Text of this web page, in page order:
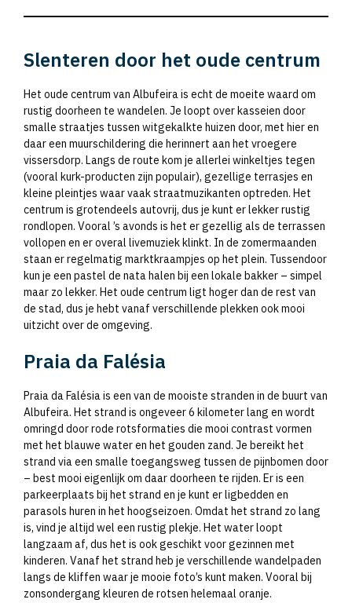
Slenteren door het oude centrum
Het oude centrum van Albufeira is echt de moeite waard om
rustig doorheen te wandelen. Je loopt over kasseien door
smalle straatjes tussen witgekalkte huizen door, met hier en
daar een muurschildering die herinnert aan het vroegere
vissersdorp. Langs de route kom je allerlei winkeltjes tegen
(vooral kurk-producten zijn populair), gezellige terrasjes en
kleine pleintjes waar vaak straatmuzikanten optreden. Het
centrum is grotendeels autovrij, dus je kunt er lekker rustig
rondlopen. Vooral ’s avonds is het er gezellig als de terrassen
vollopen en er overal livemuziek klinkt. In de zomermaanden
staan er regelmatig marktkraampjes op het plein. Tussendoor
kun je een pastel de nata halen bij een lokale bakker – simpel
maar zo lekker. Het oude centrum ligt hoger dan de rest van
de stad, dus je hebt vanaf verschillende plekken ook mooi
uitzicht over de omgeving.
Praia da Falésia
Praia da Falésia is een van de mooiste stranden in de buurt van
Albufeira. Het strand is ongeveer 6 kilometer lang en wordt
omringd door rode rotsformaties die mooi contrast vormen
met het blauwe water en het gouden zand. Je bereikt het
strand via een smalle toegangsweg tussen de pijnbomen door
– best mooi eigenlijk om daar doorheen te rijden. Er is een
parkeerplaats bij het strand en je kunt er ligbedden en
parasols huren in het hoogseizoen. Omdat het strand zo lang
is, vind je altijd wel een rustig plekje. Het water loopt
langzaam af, dus het is ook geschikt voor gezinnen met
kinderen. Vanaf het strand heb je verschillende wandelpaden
langs de kliffen waar je mooie foto’s kunt maken. Vooral bij
zonsondergang kleuren de rotsen helemaal oranje.